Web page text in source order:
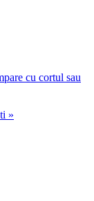
cu cortul sau
»